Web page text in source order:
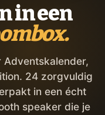
in een
Adventskalender,
24 zorgvuldig
in een écht
speaker die je